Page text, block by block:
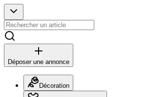
Déposer une annonce
Décoration